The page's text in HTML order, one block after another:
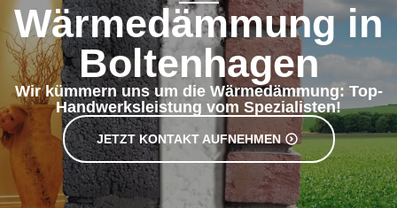
Wärmedämmung in
Boltenhagen
Wir kümmern uns um die Wärmedämmung: Top-
Handwerksleistung vom Spezialisten!
JETZT KONTAKT AUFNEHMEN